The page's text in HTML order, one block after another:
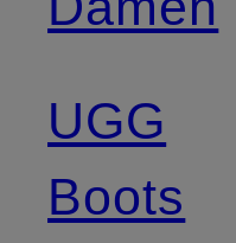
UGG
Boots